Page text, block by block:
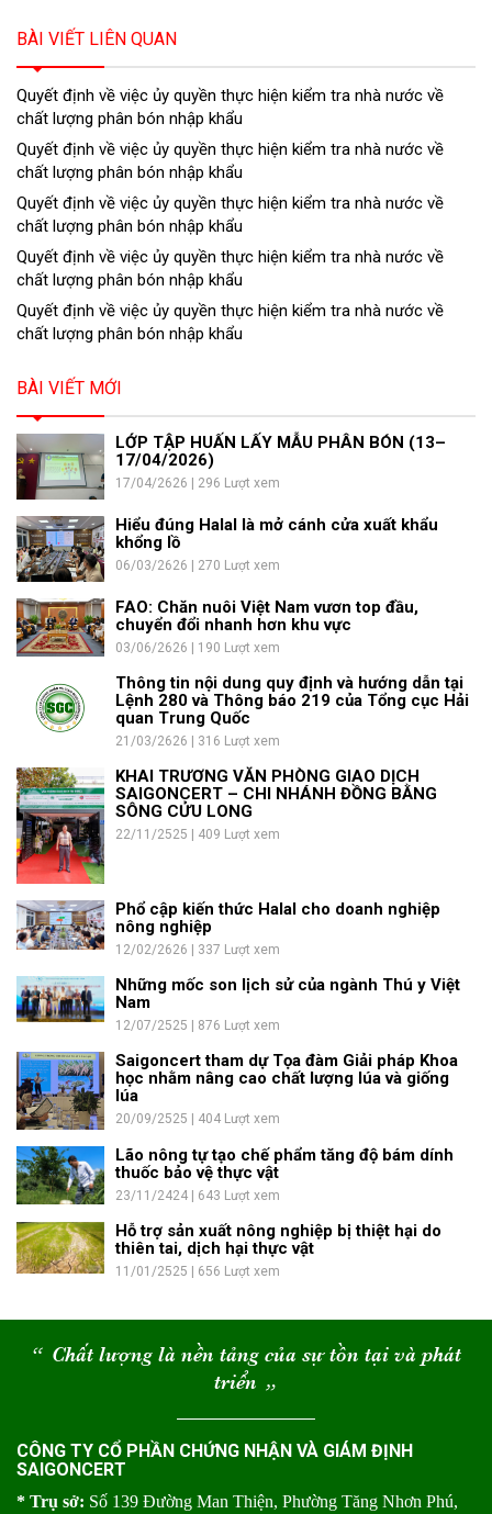
BÀI VIẾT LIÊN QUAN
Quyết định về việc ủy quyền thực hiện kiểm tra nhà nước về
chất lượng phân bón nhập khẩu
Quyết định về việc ủy quyền thực hiện kiểm tra nhà nước về
chất lượng phân bón nhập khẩu
Quyết định về việc ủy quyền thực hiện kiểm tra nhà nước về
chất lượng phân bón nhập khẩu
Quyết định về việc ủy quyền thực hiện kiểm tra nhà nước về
chất lượng phân bón nhập khẩu
Quyết định về việc ủy quyền thực hiện kiểm tra nhà nước về
chất lượng phân bón nhập khẩu
BÀI VIẾT MỚI
LỚP TẬP HUẤN LẤY MẪU PHÂN BÓN (13–
17/04/2026)
17/04/2626 | 296 Lượt xem
Hiểu đúng Halal là mở cánh cửa xuất khẩu
khổng lồ
06/03/2626 | 270 Lượt xem
FAO: Chăn nuôi Việt Nam vươn top đầu,
chuyển đổi nhanh hơn khu vực
03/06/2626 | 190 Lượt xem
Thông tin nội dung quy định và hướng dẫn tại
Lệnh 280 và Thông báo 219 của Tổng cục Hải
quan Trung Quốc
21/03/2626 | 316 Lượt xem
KHAI TRƯƠNG VĂN PHÒNG GIAO DỊCH
SAIGONCERT – CHI NHÁNH ĐỒNG BẰNG
SÔNG CỬU LONG
22/11/2525 | 409 Lượt xem
Phổ cập kiến thức Halal cho doanh nghiệp
nông nghiệp
12/02/2626 | 337 Lượt xem
Những mốc son lịch sử của ngành Thú y Việt
Nam
12/07/2525 | 876 Lượt xem
Saigoncert tham dự Tọa đàm Giải pháp Khoa
học nhằm nâng cao chất lượng lúa và giống
lúa
20/09/2525 | 404 Lượt xem
Lão nông tự tạo chế phẩm tăng độ bám dính
thuốc bảo vệ thực vật
23/11/2424 | 643 Lượt xem
Hỗ trợ sản xuất nông nghiệp bị thiệt hại do
thiên tai, dịch hại thực vật
11/01/2525 | 656 Lượt xem
“ Chất lượng là nền tảng của sự tồn tại và phát
triển “
CÔNG TY CỔ PHẦN CHỨNG NHẬN VÀ GIÁM ĐỊNH
SAIGONCERT
* Trụ sở: Số 139 Đường Man Thiện, Phường Tăng Nhơn Phú,